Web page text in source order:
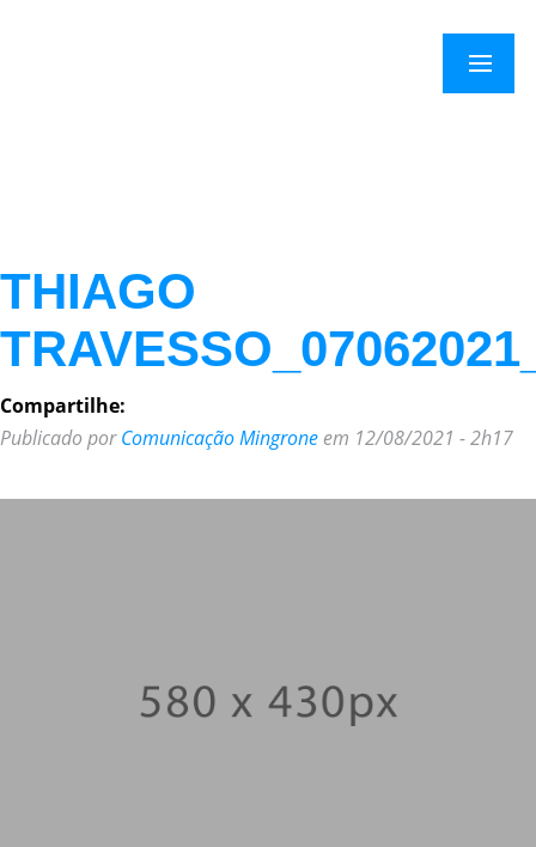
Menu
THIAGO
Compartilhe:
Publicado porComunicação Mingrone em 12/08/2021 - 2h17